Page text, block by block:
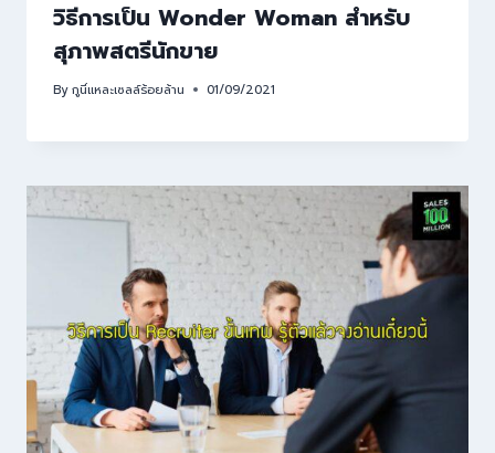
วิธีการเป็น Wonder Woman สำหรับ
สุภาพสตรีนักขาย
Byกูนี่แหละเซลล์ร้อยล้าน 01/09/2021